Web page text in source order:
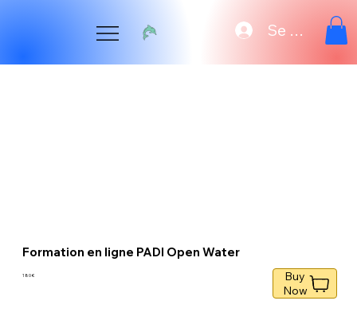
Se
Formation en ligne PADI Open Water
180 €
Buy
Now